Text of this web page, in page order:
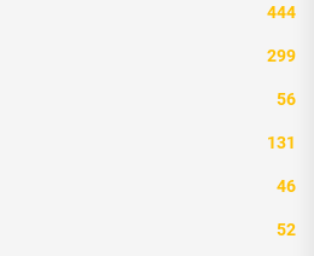
444
299
56
131
46
52